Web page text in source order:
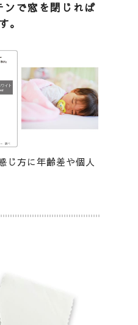
ンで窓を閉じれば
。
じ方に年齢差や個人